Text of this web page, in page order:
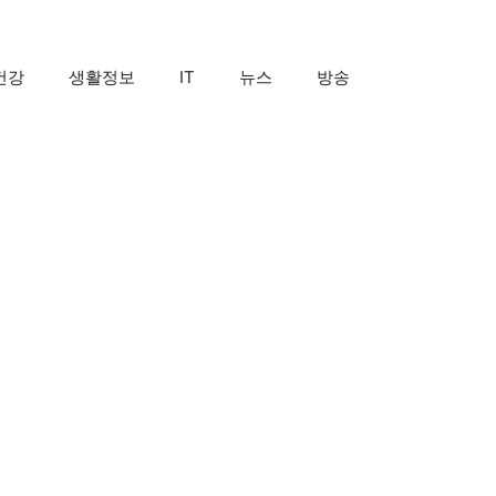
강 생활정보 IT 뉴스 방송